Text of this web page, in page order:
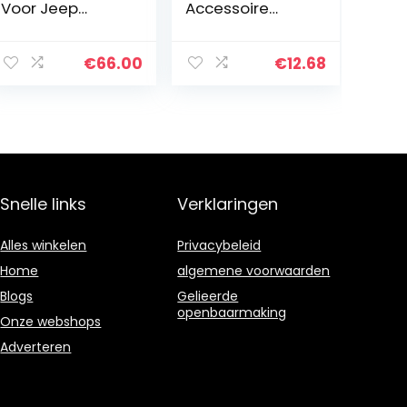
Voor Jeep
Bagage
€66.00
Accessoire
1/14
€12.68
Snelle links
Alles winkelen
Home
Blogs
Onze webshops
Adverteren
Verklaringen
Privacybeleid
algemene voorwaarden
Gelieerde
openbaarmaking